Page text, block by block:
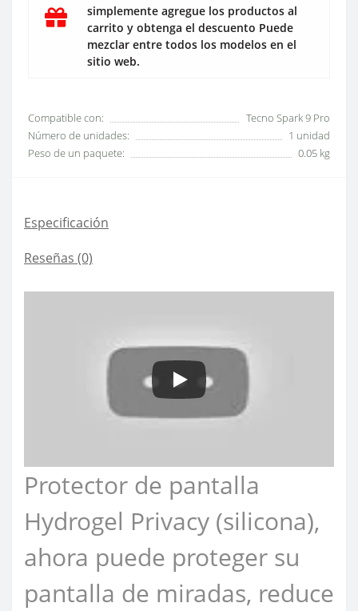
Compatible con:
Tecno Spark 9 Pro
Número de unidades:
1 unidad
Peso de un paquete:
0.05 kg
simplemente agregue los productos al
carrito y obtenga el descuento Puede
mezclar entre todos los modelos en el
sitio web.
Especificación
Reseñas (0)
Protector de pantalla
Hydrogel Privacy (silicona),
ahora puede proteger su
pantalla de miradas, reduce